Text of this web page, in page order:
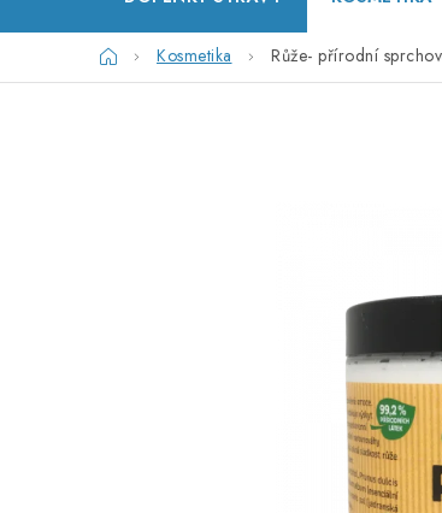
DomůKosmetika Růže- přírodní